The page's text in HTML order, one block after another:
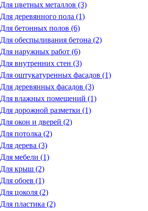
Для цветных металлов (3)
Для деревянного пола (1)
Для бетонных полов (6)
Для обеспыливания бетона (2)
Для наружных работ (6)
Для внутренних стен (3)
Для оштукатуренных фасадов (1)
Для деревянных фасадов (3)
Для влажных помещений (1)
Для дорожной разметки (1)
Для окон и дверей (2)
Для потолка (2)
Для дерева (3)
Для мебели (1)
Для крыш (2)
Для обоев (1)
Для цоколя (2)
Для пластика (2)